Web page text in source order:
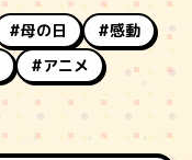
#母の日
#感動
#アニメ